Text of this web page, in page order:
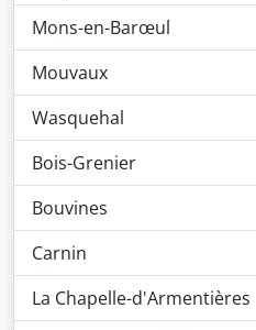
Mons-en-Barœul
Mouvaux
Wasquehal
Bois-Grenier
Bouvines
Carnin
La Chapelle-d'Armentières